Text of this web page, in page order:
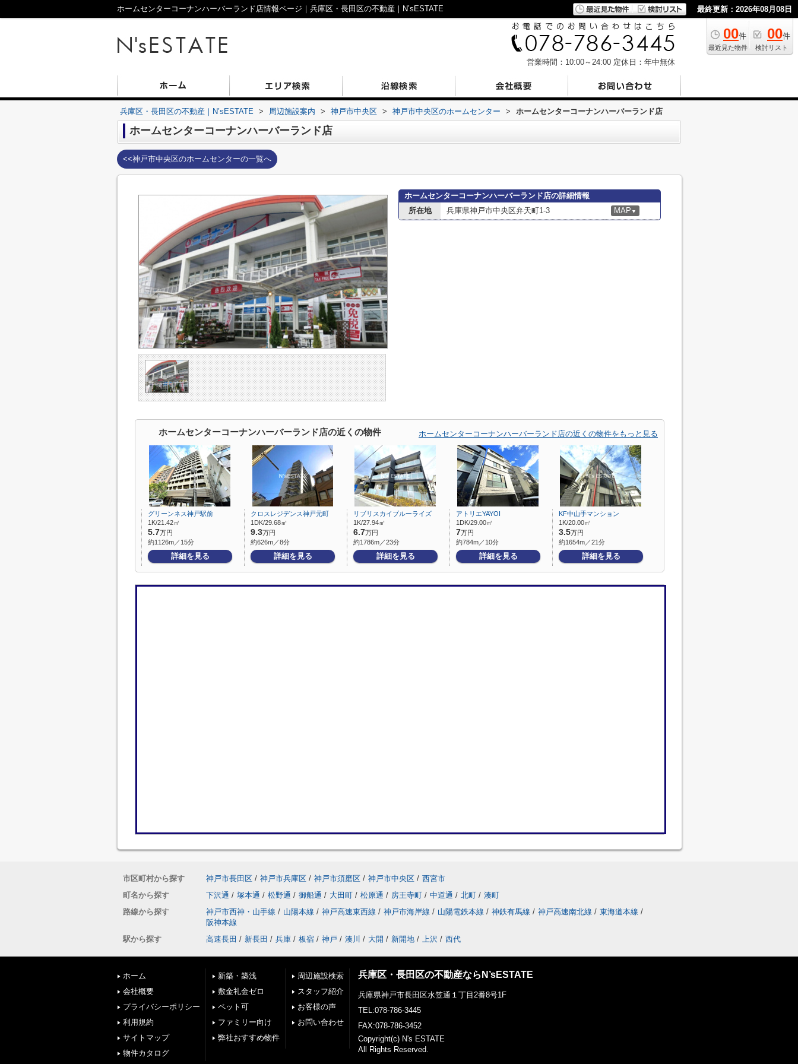
ホームセンターコーナンハーバーランド店情報ページ｜兵庫区・長田区の不動産｜N’sESTATE 最終更新：2026年08月08日
00件
最近見た物件
00件
検討リスト
営業時間：10:00～24:00 定休日：年中無休
兵庫区・長田区の不動産｜N’sESTATE > 周辺施設案内 > 神戸市中央区 > 神戸市中央区のホームセンター > ホームセンターコーナンハーバーランド店
ホームセンターコーナンハーバーランド店
<<神戸市中央区のホームセンターの一覧へ
ホームセンターコーナンハーバーランド店の詳細情報
所在地
兵庫県神戸市中央区弁天町1-3 MAP ▼
ホームセンターコーナンハーバーランド店の近くの物件 ホームセンターコーナンハーバーランド店の近くの物件をもっと見る
グリーンネス神戸駅前
1K/21.42㎡
5.7万円
約1126m／15分
詳細を見る
クロスレジデンス神戸元町
1DK/29.68㎡
9.3万円
約626m／8分
詳細を見る
リブリスカイブルーライズ
1K/27.94㎡
6.7万円
約1786m／23分
詳細を見る
アトリエYAYOI
1DK/29.00㎡
7万円
約784m／10分
詳細を見る
KF中山手マンション
1K/20.00㎡
3.5万円
約1654m／21分
詳細を見る
市区町村から探す 神戸市長田区 / 神戸市兵庫区 / 神戸市須磨区 / 神戸市中央区 / 西宮市
町名から探す
下沢通 / 塚本通 / 松野通 / 御船通 / 大田町 / 松原通 / 房王寺町 / 中道通 / 北町 / 湊町
路線から探す
神戸市西神・山手線 / 山陽本線 / 神戸高速東西線 / 神戸市海岸線 / 山陽電鉄本線 / 神鉄有馬線 / 神戸高速南北線 / 東海道本線 /
阪神本線
駅から探す
高速長田 / 新長田 / 兵庫 / 板宿 / 神戸 / 湊川 / 大開 / 新開地 / 上沢 / 西代
ホーム
会社概要
プライバシーポリシー
利用規約
サイトマップ
物件カタログ
新築・築浅
敷金礼金ゼロ
ペット可
ファミリー向け
弊社おすすめ物件
周辺施設検索
スタッフ紹介
お客様の声
お問い合わせ
兵庫区・長田区の不動産ならN’sESTATE
兵庫県神戸市長田区水笠通１丁目2番8号1F
TEL:078-786-3445
FAX:078-786-3452
Copyright(c) N's ESTATE
All Rights Reserved.